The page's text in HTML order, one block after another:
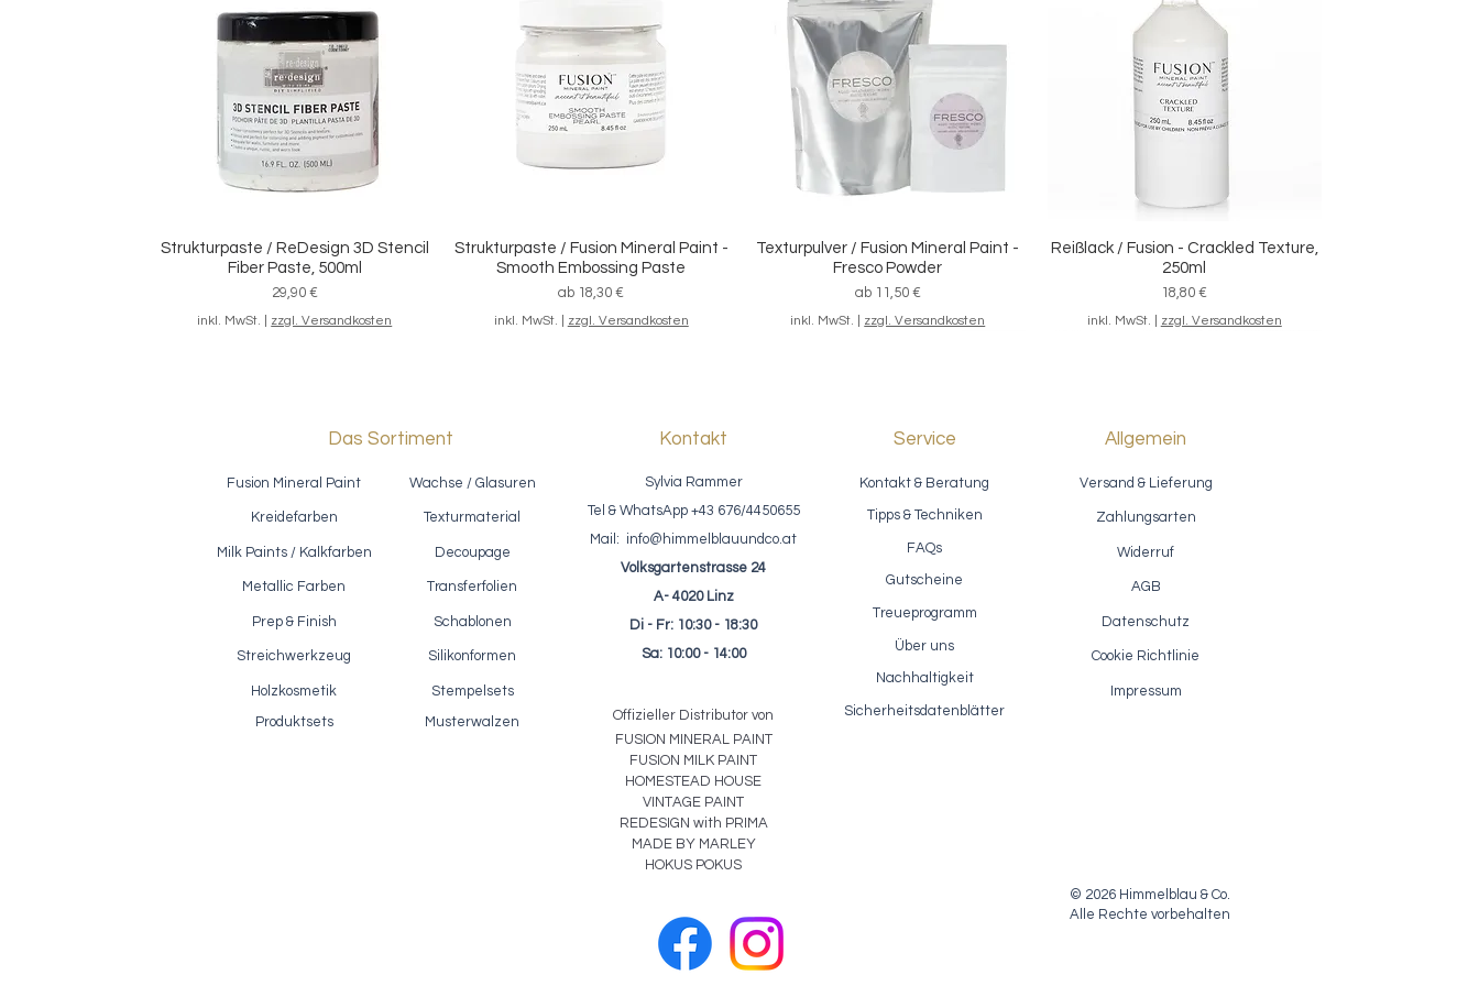
Schnellansicht
Malerband "Premium Masking Tape"
für saubere Kanten
ab6,20 €
Sale-Preis
inkl. MwSt.|zzgl. Versandkosten
Schnellansicht
Set / Streichset "Grundausstattung",
7-teilig
Standardpreis
46,20 € Sale-Preis
39,80 €
Schnellansicht
Strukturpaste / ReDesign 3D Stencil
Fiber Paste, 500ml
Preis
29,90 €
inkl. MwSt. zzgl. Versandkosten
Schnellansicht
Strukturpaste / Fusion Mineral Paint -
Smooth Embossing Paste
ab 18,30 €
Sale-Preis
inkl. MwSt. zzgl. Versandkosten
Schnellansicht
Texturpulver / Fusion Mineral Paint -
Fresco Powder
ab 11,50 €
Sale-Preis
inkl. MwSt. zzgl. Versandkosten
Schnellansicht
Reißlack / Fusion - Crackled Texture,
250ml
Preis
18,80 €
inkl. MwSt. zzgl. Versandkosten
Schnellansicht
Reißlack / Polyvine - Crackle Glaze,
500ml
Schnellansicht
Effektpaste / ReDesign - Glass
Bead Gel - Glasperlen Paste
Clear Glaze 250ml
Preis
22,50 €
inkl. MwSt.| zzgl. Versandkosten
Akzentlack / Fusion Antiquing Glaze
- Van Dyke Brown
Das Sortiment
Fusion Mineral Paint Wachse / Glasuren
Kreidefarben Texturmaterial
Milk Paints / Kalkfarben Decoupage
Metallic Farben Transferfolien
Prep & Finish Schablonen
Streichwerkzeug Silikonformen
Holzkosmetik
Stempelsets
Produktsets
Musterwalzen
Kontakt
Sylvia Rammer
Tel & WhatsApp +43 676/4450655
Mail: info@himmelblauundco.at
Volksgartenstrasse 24
A- 4020 Linz
Di - Fr: 10:30 - 18:30
Sa: 10:00 - 14:00
Service
Kontakt & Beratung
Tipps & Techniken
FAQs
Gutscheine
Treueprogramm
Über uns
Nachhaltigkeit
Offizieller Distributor von
FUSION MINERAL
PAINT
FUSION MILK PAINT
HOMESTEAD HOUSE
VINTAGE PAINT
REDESIGN with PRIMA
MADE BY MARLEY
HOKUS POKUS
Sicherheitsdatenblätter
Allgemein
Versand & Lieferung
Zahlungsarten
Widerruf
AGB
Datenschutz
Cookie Richtlinie
Impressum
© 2026 Himmelblau & Co.
Alle Rechte vorbehalten